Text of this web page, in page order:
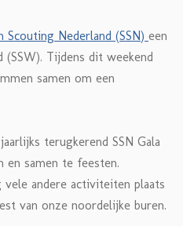
Scouting Nederland (SSN) een
(SSW). Tijdens dit weekend
samen om een
terugkerend SSN Gala
samen te feesten.
vele andere activiteiten plaats
van onze noordelijke buren.